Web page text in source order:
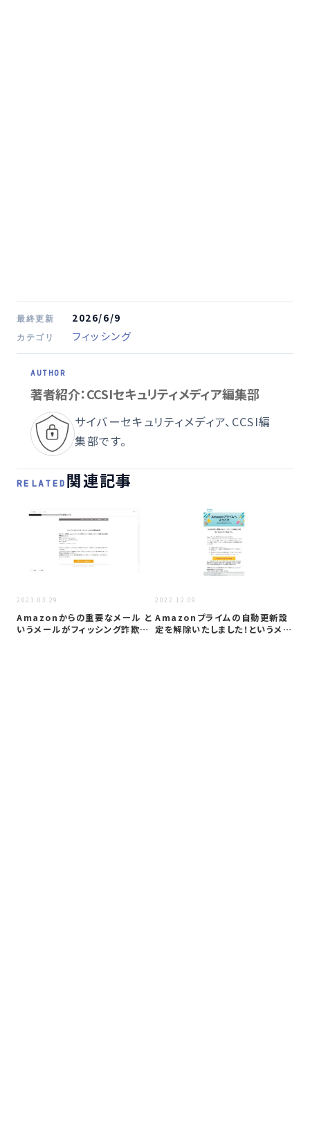
最終更新 2026/6/9
カテゴリ フィッシング
著者紹介：CCSIセキュリティメディア編集部
サイバーセキュリティメディア、CCSI編
集部です。
RELATED 関連記事
2023.03.29
Amazonからの重要なメール と
いうメールがフィッシング詐欺か
2022.12.09
Amazonプライムの自動更新設
定を解除いたしました！というメー